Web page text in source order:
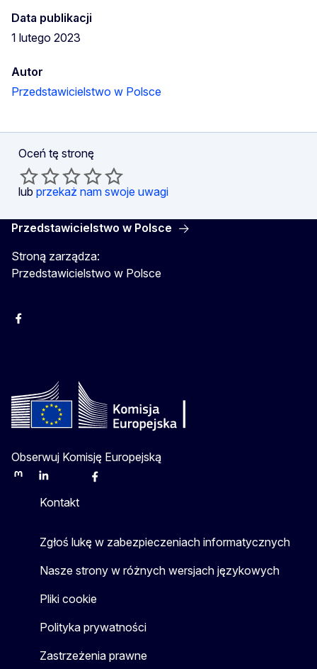
Data publikacji
1 lutego 2023
Autor
Przedstawicielstwo w Polsce
Oceń tę stronę
lub przekaż nam swoje uwagi
Przedstawicielstwo w Polsce
Stroną zarządza:
Przedstawicielstwo w Polsce
Facebook
Obserwuj Komisję Europejską
MastodonLinkedInBlueskyFacebook
Kontakt
Zgłoś lukę w zabezpieczeniach informatycznych
Nasze strony w różnych wersjach językowych
Pliki cookie
Polityka prywatności
Zastrzeżenia prawne